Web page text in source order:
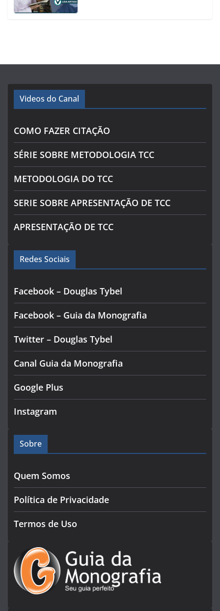
Videos do Canal
COMO FAZER CITAÇÃO
SÉRIE SOBRE METODOLOGIA TCC
METODOLOGIA DO TCC
SERIE SOBRE APRESENTAÇÃO DE TCC
APRESENTAÇÃO DE TCC
Redes Sociais
Facebook – Douglas Tybel
Facebook – Guia da Monografia
Twitter – Douglas Tybel
Canal Guia da Monografia
Google Plus
Instagram
Sobre
Quem Somos
Política de Privacidade
Termos de Uso